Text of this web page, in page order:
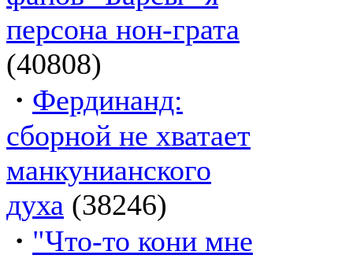
персона нон-грата
(40808)
· Фердинанд:
сборной не хватает
манкунианского
духа (38246)
· "Что-то кони мне